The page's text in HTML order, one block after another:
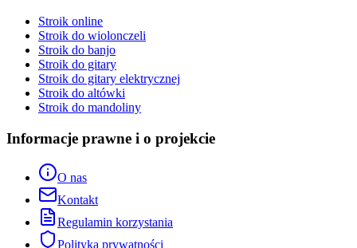
Stroik online
Stroik do wiolonczeli
Stroik do banjo
Stroik do gitary
Stroik do gitary elektrycznej
Stroik do altówki
Stroik do mandoliny
Informacje prawne i o projekcie
O nas
Kontakt
Regulamin korzystania
Polityka prywatności